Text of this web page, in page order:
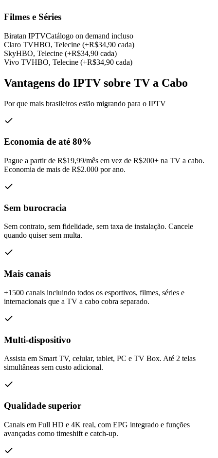
Filmes e Séries
Biratan IPTVCatálogo on demand incluso
Claro TVHBO, Telecine (+R$34,90 cada)
SkyHBO, Telecine (+R$34,90 cada)
Vivo TVHBO, Telecine (+R$34,90 cada)
Vantagens do IPTV sobre TV a Cabo
Por que mais brasileiros estão migrando para o IPTV
Economia de até 80%
Pague a partir de R$19,99/mês em vez de R$200+ na TV a cabo.
Economia de mais de R$2.000 por ano.
Sem burocracia
Sem contrato, sem fidelidade, sem taxa de instalação. Cancele
quando quiser sem multa.
Mais canais
+1500 canais incluindo todos os esportivos, filmes, séries e
internacionais que a TV a cabo cobra separado.
Multi-dispositivo
Assista em Smart TV, celular, tablet, PC e TV Box. Até 2 telas
simultâneas sem custo adicional.
Qualidade superior
Canais em Full HD e 4K real, com EPG integrado e funções
avançadas como timeshift e catch-up.